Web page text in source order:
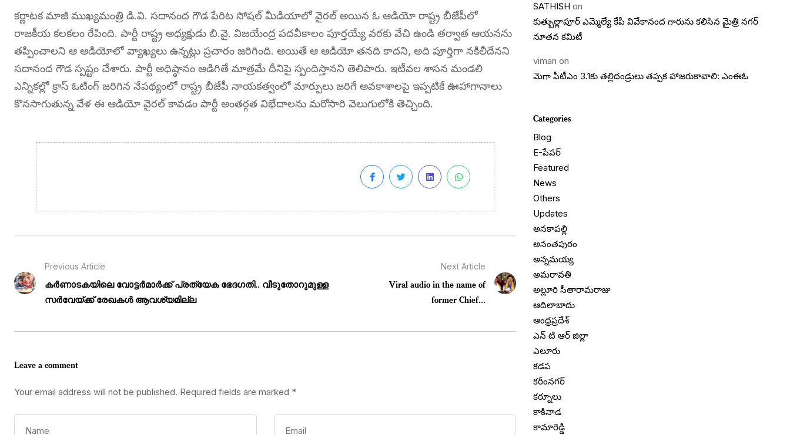
కర్ణాటక మాజీ ముఖ్యమంత్రి డి.వి. సదానంద గౌడ పేరిట సోషల్ మీడియాలో వైరల్ అయిన ఓ ఆడియో రాష్ట్ర బీజేపీలో
రాజకీయ కలకలం రేపింది. పార్టీ రాష్ట్ర అధ్యక్షుడు బి.వై. విజయేంద్ర పదవీకాలం పూర్తయ్యే వరకు వేచి ఉండి తర్వాత ఆయనను
తప్పించాలని ఆ ఆడియోలో వ్యాఖ్యలు ఉన్నట్లు ప్రచారం జరిగింది. అయితే ఆ ఆడియో తనది కాదని, అది పూర్తిగా నకిలీదేనని
సదానంద గౌడ స్పష్టం చేశారు. పార్టీ అధిష్ఠానం అడిగితే మాత్రమే దీనిపై స్పందిస్తానని తెలిపారు. ఇటీవల శాసన మండలి
ఎన్నికల్లో క్రాస్‌ ఓటింగ్ జరిగిన నేపథ్యంలో రాష్ట్ర బీజేపీ నాయకత్వంలో మార్పులు జరిగే అవకాశాలపై ఇప్పటికే ఊహాగానాలు
కొనసాగుతున్న వేళ ఈ ఆడియో వైరల్ కావడం పార్టీ అంతర్గత విభేదాలను మరోసారి వెలుగులోకి తెచ్చింది.
Previous Article
കർണാടകയിലെ വോട്ടർമാർക്ക് പ്രത്യേക ഭേദഗതി.. വീടുതോറുമുള്ള
സർവേയ്ക്ക് രേഖകൾ ആവശ്യമില്ല
Next Article
Viral audio in the name of
former Chief...
Leave a comment
Your email address will not be published. Required fields are marked *
SATHISH on
కుత్బుల్లాపూర్ ఎమ్మెల్యే కేపీ వివేకానంద గారును కలిసిన మైత్రి నగర్
నూతన కమిటీ
viman on
మెగా పీటీఎం 3.1కు తల్లిదండ్రులు తప్పక హాజరుకావాలి: ఎంఈఓ
Categories
Blog
E-పేపర్
Featured
News
Others
Updates
అనకాపల్లి
అనంతపురం
అన్నమయ్య
అమరావతి
అల్లూరి సీతారామరాజు
ఆదిలాబాదు
ఆంధ్రప్రదేశ్
ఎన్ టి ఆర్ జిల్లా
ఎలూరు
కడప
కరీంనగర్
కర్నూలు
కాకినాడ
కామారెడ్డి